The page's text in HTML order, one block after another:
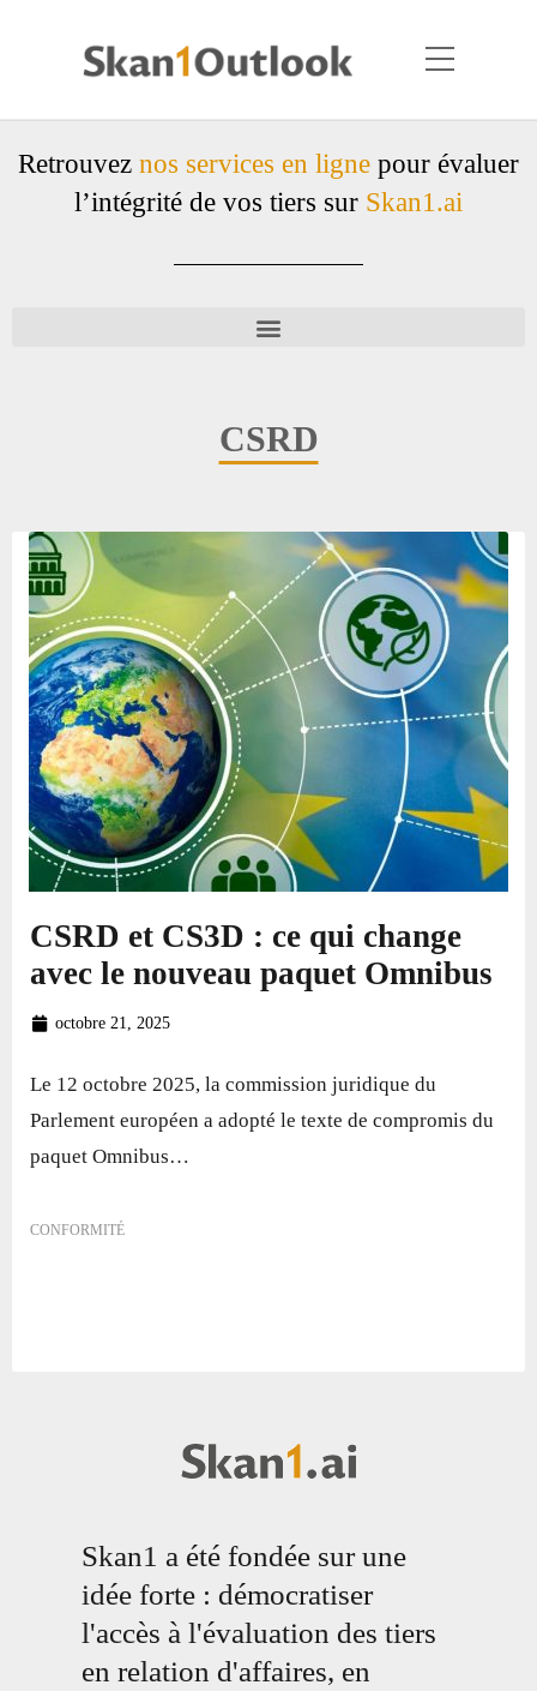
Retrouvez nos services en ligne pour évaluer
l’intégrité de vos tiers sur Skan1.ai
CSRD
CSRD et CS3D : ce qui change
avec le nouveau paquet Omnibus
octobre 21, 2025
Le 12 octobre 2025, la commission juridique du
Parlement européen a adopté le texte de compromis du
paquet Omnibus…
CONFORMITÉ
Skan1 a été fondée sur une
idée forte : démocratiser
l'accès à l'évaluation des tiers
en relation d'affaires, en